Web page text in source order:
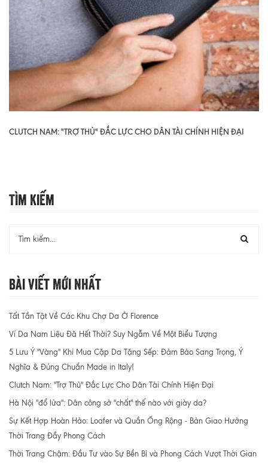
CLUTCH NAM: "TRỢ THỦ" ĐẮC LỰC CHO DÂN TÀI CHÍNH HIỆN ĐẠI
Tìm Kiếm
Bài Viết Mới Nhất
Tất Tần Tật Về Các Khu Chợ Da Ở Florence
Ví Da Nam Liệu Đã Hết Thời? Suy Ngẫm Về Một Biểu Tượng
5 Lưu Ý "Vàng" Khi Mua Cặp Da Tặng Sếp: Đảm Bảo Sang Trọng, Ý
Nghĩa & Đúng Chuẩn Made in Italy!
Clutch Nam: "Trợ Thủ" Đắc Lực Cho Dân Tài Chính Hiện Đại
Hà Nội "đổ lửa": Dân công sở "chất" thế nào với giày da?
Sự Kết Hợp Hoàn Hảo: Loafer và Quần Ống Rộng - Bản Giao Hưởng
Thời Trang Đầy Phong Cách
Thời Trang Chậm: Đầu Tư vào Sự Bền Bỉ và Phong Cách Vượt Thời Gian